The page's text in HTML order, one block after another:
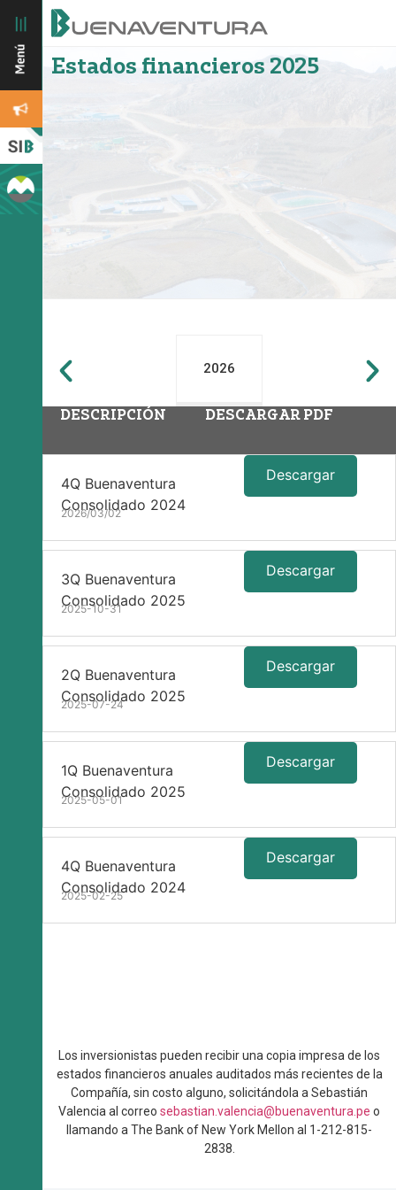
Estados financieros 2025
2026
DESCRIPCIÓN DESCARGAR PDF
4Q Buenaventura
Consolidado 2024
2026/03/02
Descargar
3Q Buenaventura
Consolidado 2025
2025-10-31
Descargar
2Q Buenaventura
Consolidado 2025
2025-07-24
Descargar
1Q Buenaventura
Consolidado 2025
2025-05-01
Descargar
4Q Buenaventura
Consolidado 2024
2025-02-25
Descargar
Los inversionistas pueden recibir una copia impresa de los
estados financieros anuales auditados más recientes de la
Compañía, sin costo alguno, solicitándola a Sebastián
Valencia al correo sebastian.valencia@buenaventura.pe o
llamando a The Bank of New York Mellon al 1-212-815-
2838.